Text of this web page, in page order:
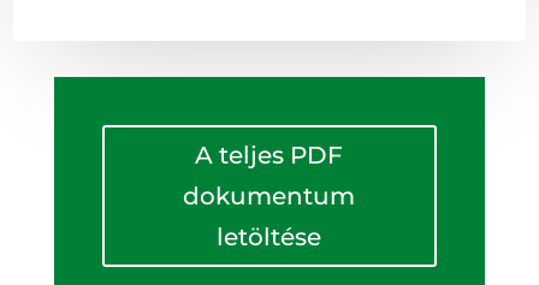
A teljes PDF
dokumentum
letöltése